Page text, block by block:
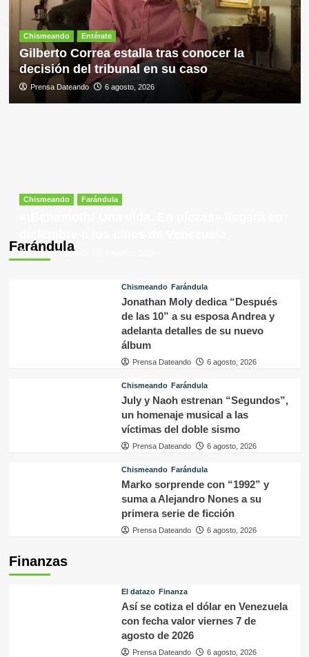
Chismeando Entérate
Gilberto Correa estalla tras conocer la
decisión del tribunal en su caso
Prensa Dateando 6 agosto, 2026
Farándula
Chismeando Farándula
Prensa Dateando
Chismeando Farándula
Jonathan Moly dedica “Después
de las 10” a su esposa Andrea y
adelanta detalles de su nuevo
álbum
Prensa Dateando 6 agosto, 2026
Chismeando Farándula
July y Naoh estrenan “Segundos”,
un homenaje musical a las
víctimas del doble sismo
Prensa Dateando 6 agosto, 2026
Chismeando Farándula
Marko sorprende con “1992” y
suma a Alejandro Nones a su
primera serie de ficción
Prensa Dateando 6 agosto, 2026
Finanzas
El datazo Finanza
Así se cotiza el dólar en Venezuela
con fecha valor viernes 7 de
agosto de 2026
Prensa Dateando 6 agosto, 2026